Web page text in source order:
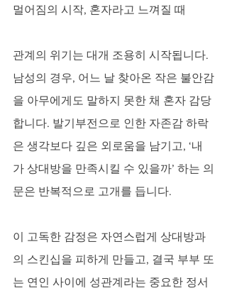
멀어짐의 시작, 혼자라고 느껴질 때
관계의 위기는 대개 조용히 시작됩니다.
남성의 경우, 어느 날 찾아온 작은 불안감
을 아무에게도 말하지 못한 채 혼자 감당
합니다. 발기부전으로 인한 자존감 하락
은 생각보다 깊은 외로움을 남기고, ‘내
가 상대방을 만족시킬 수 있을까’ 하는 의
문은 반복적으로 고개를 듭니다.
이 고독한 감정은 자연스럽게 상대방과
의 스킨십을 피하게 만들고, 결국 부부 또
는 연인 사이에 성관계라는 중요한 정서